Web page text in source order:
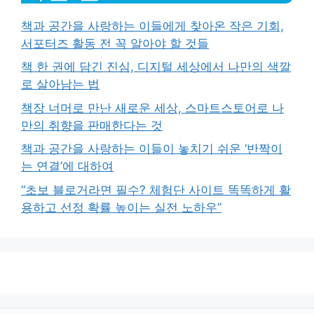
책과 공간을 사랑하는 이들에게 찾아온 작은 기회,
서포터즈 활동 전 꼭 알아야 할 것들
책 한 권에 담긴 진심, 디지털 세상에서 나만의 색깔
로 살아남는 법
책장 너머로 만난 새로운 세상, 스마트스토어로 나
만의 취향을 판매한다는 것
책과 공간을 사랑하는 이들이 놓치기 쉬운 ‘반짝이
는 연결’에 대하여
“초보 블로거라면 필수? 체험단 사이트 똑똑하게 활
용하고 선정 확률 높이는 실전 노하우”